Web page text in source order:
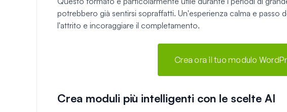
potrebbero già sentirsi sopraffatti. Un'esperienza calma e passo
l'attrito e incoraggiare il completamento.
Crea ora il tuo modulo
Crea moduli più intelligenti con le scelte AI